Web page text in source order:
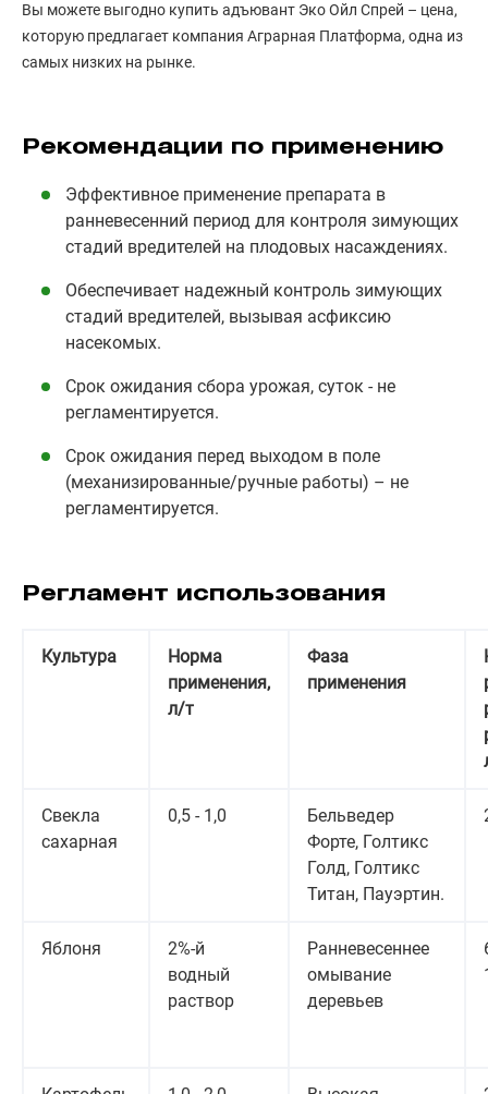
Вы можете выгодно купить адъювант Эко Ойл Спрей – цена,
которую предлагает компания Аграрная Платформа, одна из
самых низких на рынке.
Рекомендации по применению
Эффективное применение препарата в
ранневесенний период для контроля зимующих
стадий вредителей на плодовых насаждениях.
Обеспечивает надежный контроль зимующих
стадий вредителей, вызывая асфиксию
насекомых.
Срок ожидания сбора урожая, суток - не
регламентируется.
Срок ожидания перед выходом в поле
(механизированные/ручные работы) – не
регламентируется.
Регламент использования
Культура
Норма
применения,
л/т
Фаза
применения
Свекла
сахарная
0,5 - 1,0
Бельведер
Форте, Голтикс
Голд, Голтикс
Титан, Пауэртин.
Яблоня
2%-й
водный
раствор
Ранневесеннее
омывание
деревьев